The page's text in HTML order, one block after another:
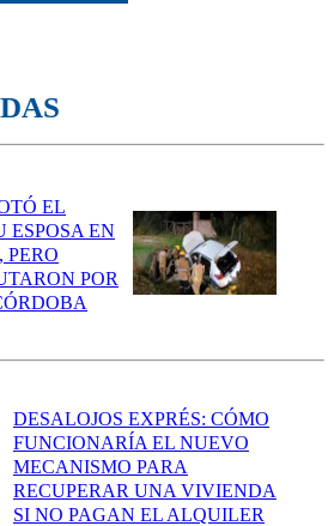
EL
ESPOSA EN
PERO
POR
DESALOJOS EXPRÉS: CÓMO
FUNCIONARÍA EL NUEVO
MECANISMO PARA
RECUPERAR UNA VIVIENDA
SI NO PAGAN EL ALQUILER